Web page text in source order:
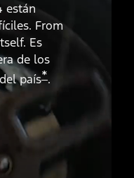
están
From
Es
de los
país*.